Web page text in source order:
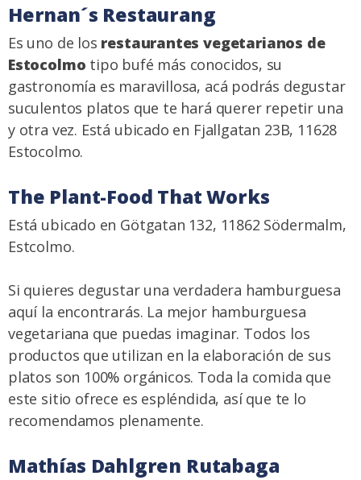
Hernan´s Restaurang
Es uno de los restaurantes vegetarianos de
Estocolmo tipo bufé más conocidos, su
gastronomía es maravillosa, acá podrás degustar
suculentos platos que te hará querer repetir una
y otra vez. Está ubicado en Fjallgatan 23B, 11628
Estocolmo.
The Plant-Food That Works
Está ubicado en Götgatan 132, 11862 Södermalm,
Estcolmo.
Si quieres degustar una verdadera hamburguesa
aquí la encontrarás. La mejor hamburguesa
vegetariana que puedas imaginar. Todos los
productos que utilizan en la elaboración de sus
platos son 100% orgánicos. Toda la comida que
este sitio ofrece es espléndida, así que te lo
recomendamos plenamente.
Mathías Dahlgren Rutabaga